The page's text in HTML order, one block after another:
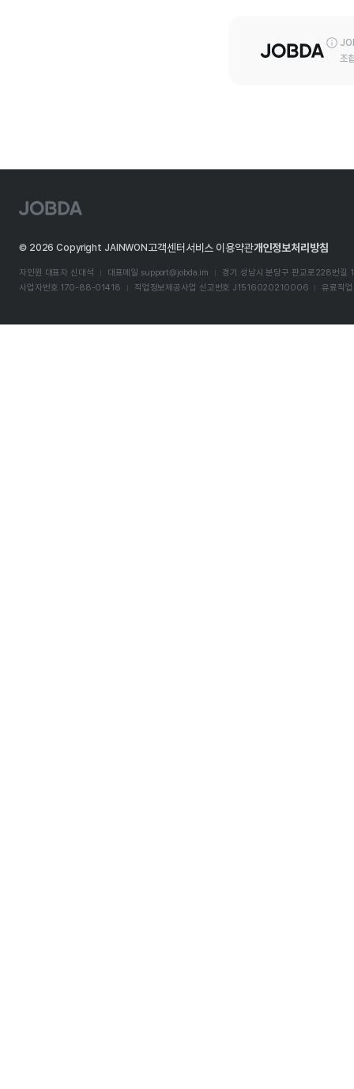
조
D
© 2026 Copyright JAINWON고객센터 서비스 이용약관개인정보처리방침
자인원 대표자 신대석 대표메일support@jobda.im
경기 성남시 분당구 판교로228번길
사업자번호 170-88-01418
직업정보제공사업 신고번호 J1516020210006 유료직